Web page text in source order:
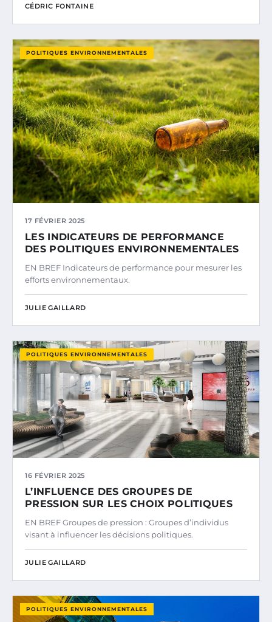
CÉDRIC FONTAINE
POLITIQUES ENVIRONNEMENTALES
17 FÉVRIER 2025
LES INDICATEURS DE PERFORMANCE
DES POLITIQUES ENVIRONNEMENTALES
EN BREF Indicateurs de performance pour mesurer les
efforts environnementaux.
JULIE GAILLARD
POLITIQUES ENVIRONNEMENTALES
16 FÉVRIER 2025
L’INFLUENCE DES GROUPES DE
PRESSION SUR LES CHOIX POLITIQUES
EN BREF Groupes de pression : Groupes d’individus
visant à influencer les décisions politiques.
JULIE GAILLARD
POLITIQUES ENVIRONNEMENTALES